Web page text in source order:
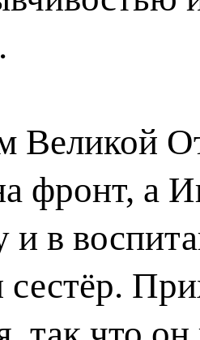
Великой
фронт, а
и в
сестёр.